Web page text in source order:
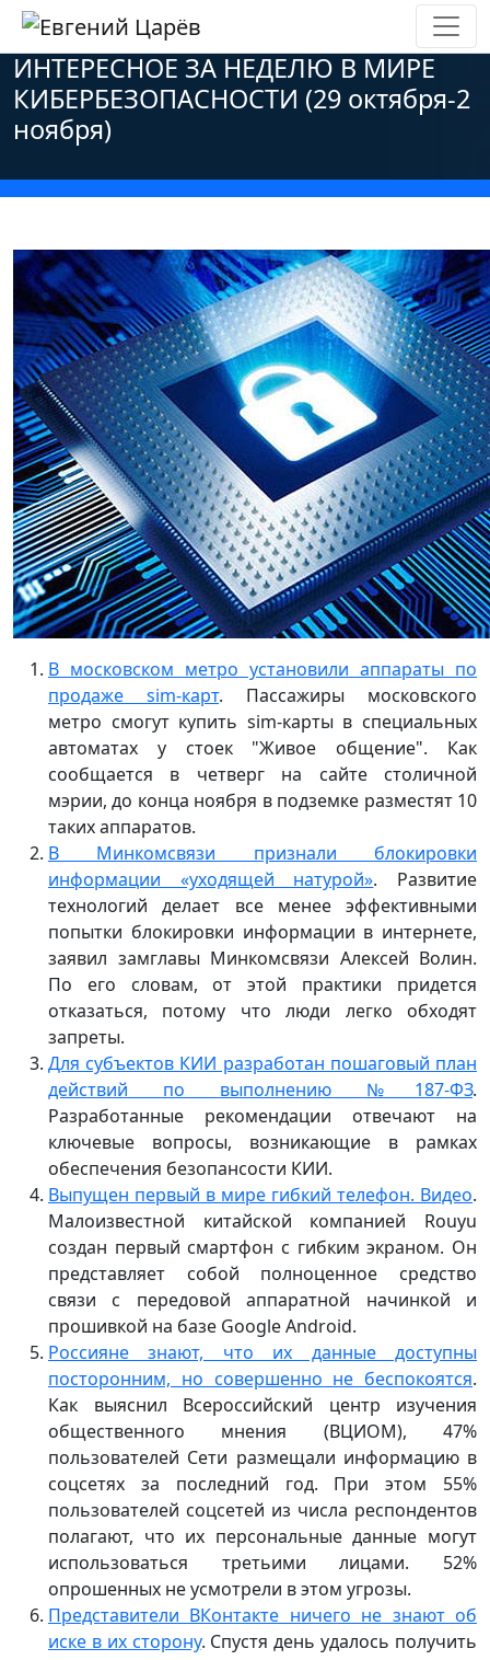
Главная»Новости»Персональные данные
ИНТЕРЕСНОЕ ЗА НЕДЕЛЮ В МИРЕ
КИБЕРБЕЗОПАСНОСТИ (29 октября-2
ноября)
В московском метро установили аппараты по
продаже sim-карт. Пассажиры московского
метро смогут купить sim-карты в специальных
автоматах у стоек "Живое общение". Как
сообщается в четверг на сайте столичной
мэрии, до конца ноября в подземке разместят 10
таких аппаратов.
В Минкомсвязи признали блокировки
информации «уходящей натурой». Развитие
технологий делает все менее эффективными
попытки блокировки информации в интернете,
заявил замглавы Минкомсвязи Алексей Волин.
По его словам, от этой практики придется
отказаться, потому что люди легко обходят
запреты.
Для субъектов КИИ разработан пошаговый план
действий по выполнению №187-ФЗ.
Разработанные рекомендации отвечают на
ключевые вопросы, возникающие в рамках
обеспечения безопансости КИИ.
Выпущен первый в мире гибкий телефон. Видео.
Малоизвестной китайской компанией Rouyu
создан первый смартфон с гибким экраном. Он
представляет собой полноценное средство
связи с передовой аппаратной начинкой и
прошивкой на базе Google Android.
Россияне знают, что их данные доступны
посторонним, но совершенно не беспокоятся.
Как выяснил Всероссийский центр изучения
общественного мнения (ВЦИОМ), 47%
пользователей Сети размещали информацию в
соцсетях за последний год. При этом 55%
пользователей соцсетей из числа респондентов
полагают, что их персональные данные могут
использоваться третьими лицами. 52%
опрошенных не усмотрели в этом угрозы.
Представители ВКонтакте ничего не знают об
иске в их сторону. Спустя день удалось получить